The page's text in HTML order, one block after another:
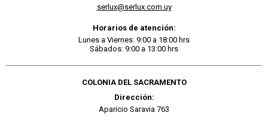
serlux@serlux.com.uy
Horarios de atención:
Lunes a Viernes: 9:00 a 18:00 hrs
Sábados: 9:00 a 13:00 hrs
COLONIA DEL SACRAMENTO
Dirección:
Aparicio Saravia 763